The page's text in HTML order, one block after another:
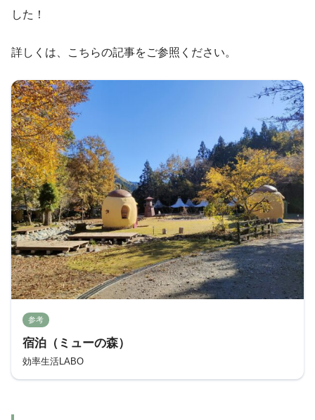
した！
詳しくは、こちらの記事をご参照ください。
参考
宿泊（ミューの森）
効率生活LABO